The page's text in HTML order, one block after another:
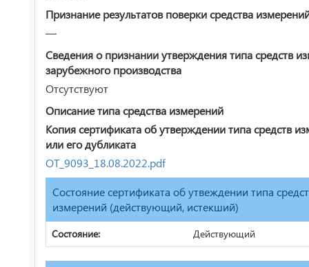
Признание результатов поверки средства
—
Сведения о признании утверждения типа средств
зарубежного производства
Отсутствуют
Описание типа средства измерений
Копия сертификата об утверждении типа средств
или его дубликата
ОТ_9093_18.08.2022.pdf
Состояние сертификата об утвеждении типа
измерений (действующий, истекший)
Состояние: Действующий